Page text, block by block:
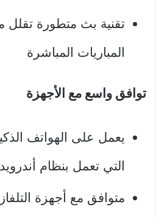
تقنية بث متطورة تقلل
المباريات المباشرة
توافق واسع مع الأجهزة
يعمل على الهواتف
التي تعمل بنظام أندرويد